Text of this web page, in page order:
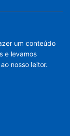
um conteúdo
e levamos
nosso leitor.